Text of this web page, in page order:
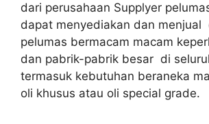
dari perusahaan Supplyer
dapat menyediakan dan menjual
pelumas bermacam macam
dan pabrik-pabrik besar di
termasuk kebutuhan beraneka
oli khusus atau oli special grade.